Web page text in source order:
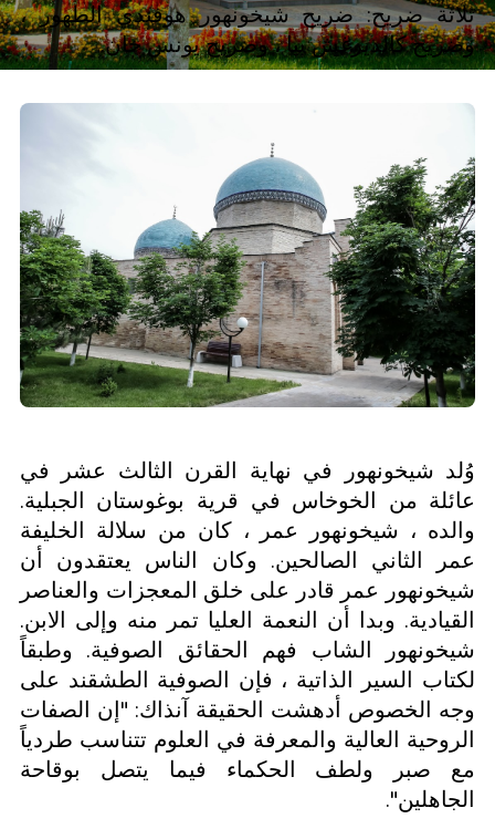
ثلاثة ضريح: ضريح شيخونهور هوفندي الطهور ،
وضريح كالديرغش بيا ، وضريح يونس خان.
وُلد شيخونهور في نهاية القرن الثالث عشر في
عائلة من الخوخاس في قرية بوغوستان الجبلية.
والده ، شيخونهور عمر ، كان من سلالة الخليفة
عمر الثاني الصالحين. وكان الناس يعتقدون أن
شيخونهور عمر قادر على خلق المعجزات والعناصر
القيادية. وبدا أن النعمة العليا تمر منه وإلى الابن.
شيخونهور الشاب فهم الحقائق الصوفية. وطبقاً
لكتاب السير الذاتية ، فإن الصوفية الطشقند على
وجه الخصوص أدهشت الحقيقة آنذاك: "إن الصفات
الروحية العالية والمعرفة في العلوم تتناسب طردياً
مع صبر ولطف الحكماء فيما يتصل بوقاحة
الجاهلين".